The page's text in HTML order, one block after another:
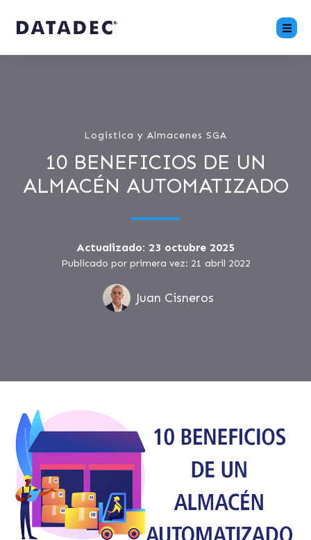
Logistica y Almacenes SGA
10 BENEFICIOS DE UN
ALMACÉN AUTOMATIZADO
Actualizado: 23 octubre 2025
Publicado por primera vez: 21 abril 2022
Juan Cisneros